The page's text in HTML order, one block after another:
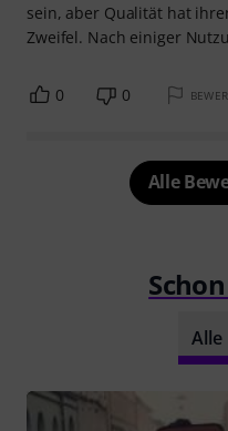
sein, aber Qualität hat
Zweifel. Nach einiger
0 0
Alle
Alle